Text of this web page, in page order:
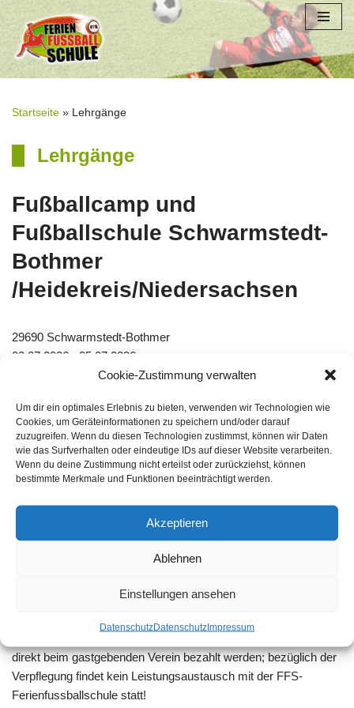
Cookie-Zustimmung verwalten
Um dir ein optimales Erlebnis zu bieten, verwenden wir Technologien wie
Cookies, um Geräteinformationen zu speichern und/oder darauf
zuzugreifen. Wenn du diesen Technologien zustimmst, können wir Daten
wie das Surfverhalten oder eindeutige IDs auf dieser Website verarbeiten.
Wenn du deine Zustimmung nicht erteilst oder zurückziehst, können
bestimmte Merkmale und Funktionen beeinträchtigt werden.
Akzeptieren
Ablehnen
Einstellungen ansehen
DatenschutzDatenschutzImpressum
Zum
Inhalt
springen
Startseite » Lehrgänge
Lehrgänge
Fußballcamp und
Fußballschule Schwarmstedt-
Bothmer
/Heidekreis/Niedersachsen
29690 Schwarmstedt-Bothmer
03.07.2026 - 05.07.2026
Preis: FFS-Preis für Fußballschule 165,-€ inkl. USt. / Kosten für
Lehrgangsbeschreibung:
3 Tage Fußballschule!!! Fußballcamp auf der Sportanlage in
Schwarmstedt-Bothmer, Sportanlage Schulstr., mit 22 Stunden
Fußballschule inkl. Nike-Trikot, Pokalen, Ballkanone,
Sportstations, Trampolinen und dem tollen FFS-
Trainingskonzept. Alle Trainingseinheiten mit FFS-Trainerteam!
Der gastgebende Verein organisiert in Eigenregie die
direkt beim gastgebenden Verein bezahlt werden; bezüglich der
Verpflegung findet kein Leistungsaustausch mit der FFS-
Ferienfussballschule statt!